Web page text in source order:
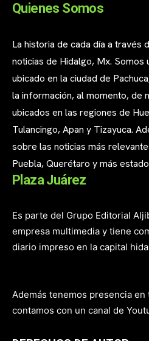
Quienes Somos
La historia de cada día a través
noticias de Hidalgo, Mx. Somos
ubicado en la ciudad de
la información, al momento, de
ubicados en las regiones de
Tulancingo, Apan y Tizayuca.
sobre las noticias más
Puebla, Querétaro y más
Plaza Juárez
Es parte del Grupo Editorial
empresa multimedia y tiene
diario impreso en la capital
Además tenemos presencia
contamos con un canal de